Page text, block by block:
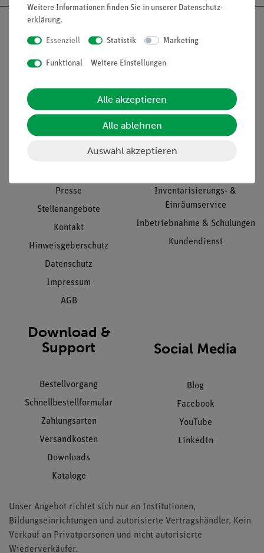
Nach oben
Informationen
Unternehmen
Presse
Stellenangebote
Kontakt
Hinweisgeberschutz
Datenschutz
Impressum
AGB
Service
Übersicht Service
Inventarisierungs- &
Einräumservice
Inbetriebnahme & Schulungen
Kundendienst
Download &
Support
Bestellvorgang
Schnellbestellformular
Zahlungsarten
Versandkosten
Downloads
Kataloge
Social Media
Blog
Facebook
YouTube
LinkedIn
Unser Angebot richtet sich nur an Institutionen,
Bildungseinrichtungen und autorisierte Vertragshändler. Kein
Verkauf an Privatpersonen und nicht autorisierte
Wiederverkäufer.
Weitere Informationen finden Sie in unserer Daten­schutz­
erklärung.
Essenziell Statistik Marketing
Funktional Weitere Einstellungen
Alle akzeptieren
Alle ablehnen
Auswahl akzeptieren